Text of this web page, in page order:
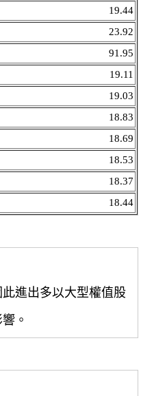
19.44
23.92
91.95
19.11
19.03
18.83
18.69
18.53
18.37
18.44
進出多以大型權值股
。